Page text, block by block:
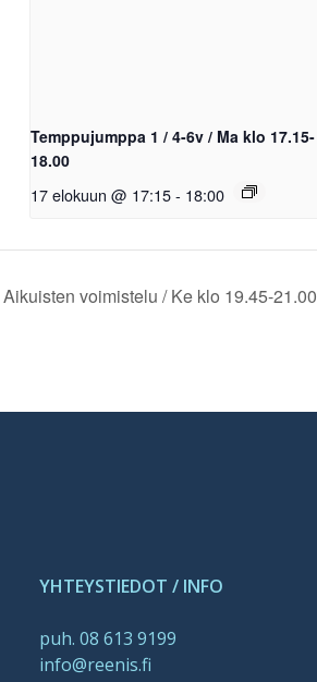
Temppujumppa 1 / 4-6v / Ma klo 17.15-
18.00
17 elokuun @ 17:15- 18:00
Aikuisten voimistelu / Ke klo 19.45-21.00
YHTEYSTIEDOT / INFO
puh. 08 613 9199
info@reenis.fi